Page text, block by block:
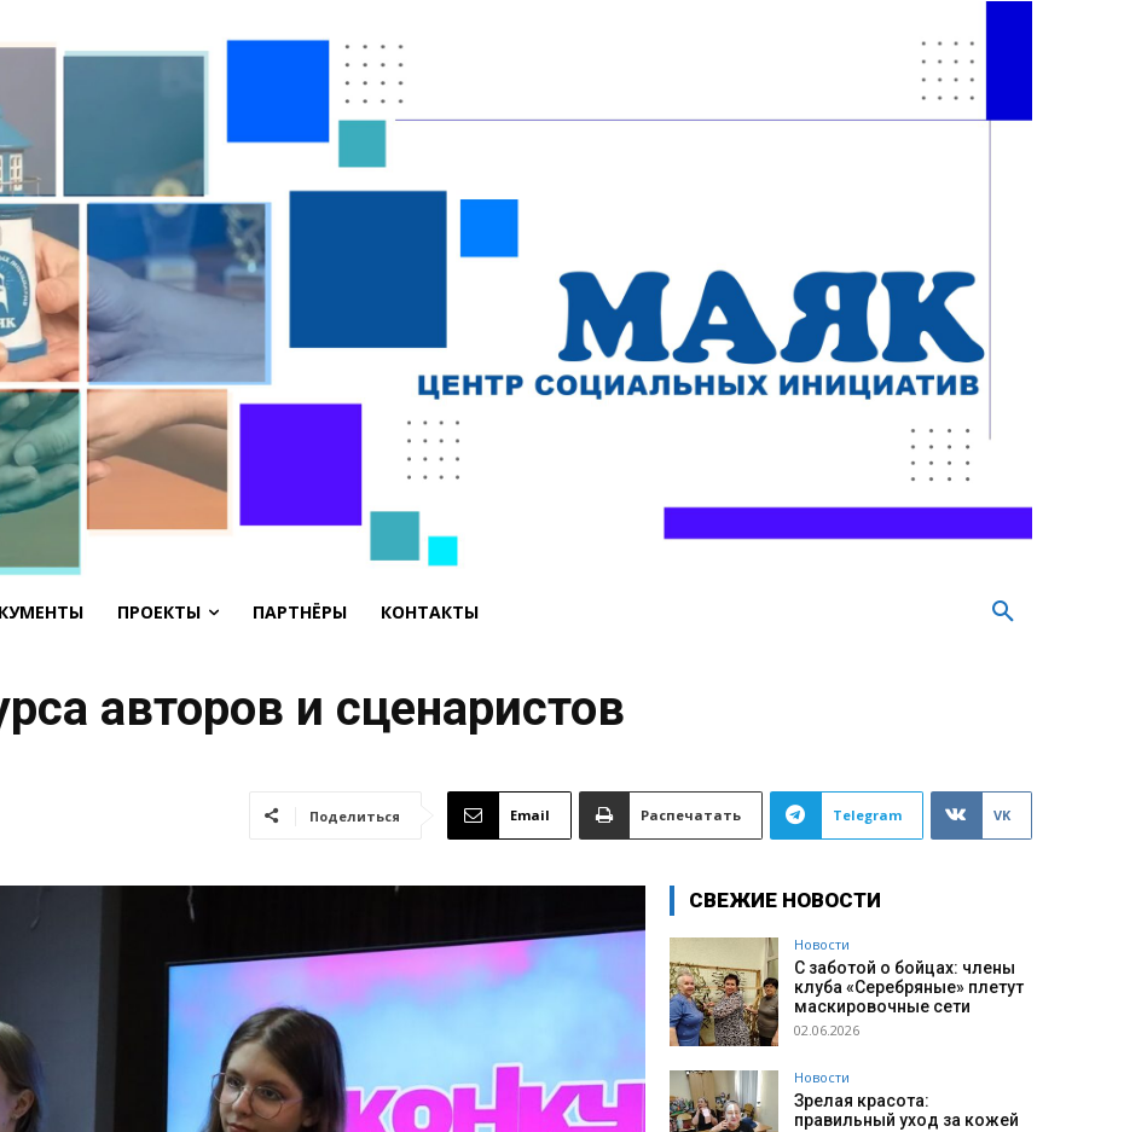
ПРОЕКТЫ ПАРТНЁРЫ КОНТАКТЫ
авторов и сценаристов
Поделиться Email Распечатать Telegram VK
СВЕЖИЕ НОВОСТИ
Новости
С заботой о бойцах: члены
клуба «Серебряные» плетут
маскировочные сети
02.06.2026
Новости
Зрелая красота:
правильный уход за кожей